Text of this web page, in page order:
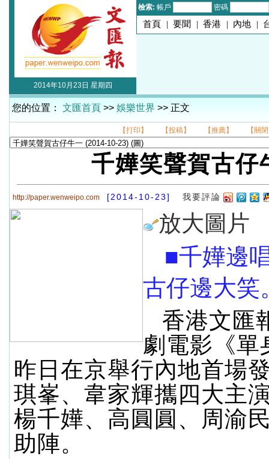
檢索: 帳戶 密碼
首頁 | 要聞 | 香港 | 內地 |
2014年10月23日 星期四
您的位置： 文匯首頁 >> 娛樂世界 >> 正文
【打印】 【投稿】 【推薦】 【關
千嬅笑聲賀古仔
http://paper.wenweipo.com [2014-10-23] 我要評論
放大圖片
■千嬅邊
古仔邊大笑
香港文匯
劇電影《單
昨日在京舉行內地首場
琪峯、韋家輝攜四大主
楊千嬅、高圓圓、周渝
助陣。